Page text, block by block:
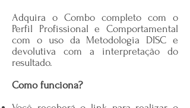
Adquira o Combo completo com o
Perfil Profissional e Comportamental
com o uso da Metodologia DISC e
devolutiva com a interpretação do
resultado.
Como funciona?